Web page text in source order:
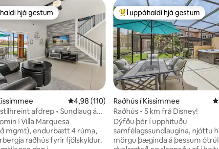
181 umsagnir
hjá gestum
hjá gestum
4,98 af 5 í meðaleinkunn, 110 umsagnir
4,98 (110)
afdrep • Sundlaug á
• Nálægt Disney
í Villa Marquesa
mgmt), endurbætt 4 rúma,
raðhús fyrir fjölskyldur.
Í mestu uppáhaldi hjá gestum
Í uppáhaldi hjá gestum
Raðhús í Kissimmee
Raðhús - 5 km frá Disney!
Dýfðu þér í upphituðu
samfélagssundlaugina, njóttu
mörgu þæginda á þessum